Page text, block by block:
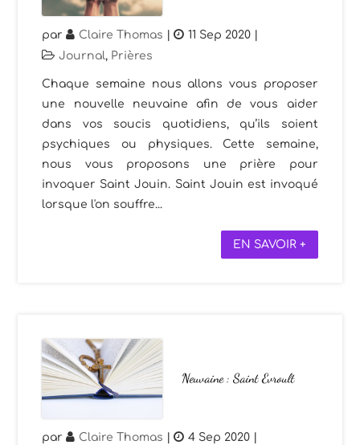
par Claire Thomas | 11 Sep 2020 |
Journal, Prières
Chaque semaine nous allons vous proposer
une nouvelle neuvaine afin de vous aider
dans vos soucis quotidiens, qu’ils soient
psychiques ou physiques. Cette semaine,
nous vous proposons une prière pour
invoquer Saint Jouin. Saint Jouin est invoqué
lorsque l'on souffre...
EN SAVOIR +
Neuvaine : Saint Evroult
par Claire Thomas | 4 Sep 2020